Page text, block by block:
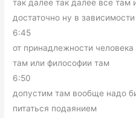
так далее так далее все там
достаточно ну в зависимости
6:45
от принадлежности
там или философии там
6:50
допустим там вообще надо
питаться подаянием